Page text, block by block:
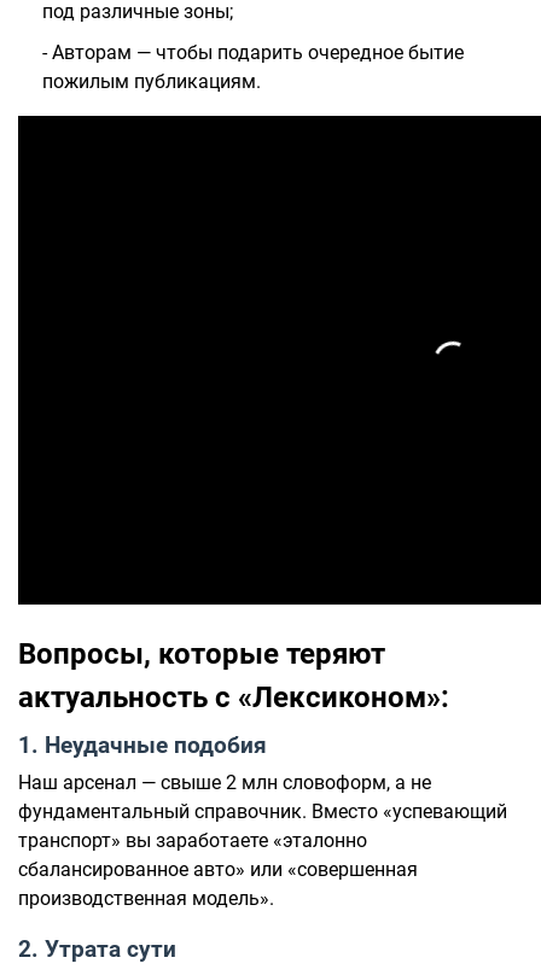
под различные зоны;
- Авторам — чтобы подарить очередное бытие
пожилым публикациям.
Вопросы, которые теряют
актуальность с «Лексиконом»:
1. Неудачные подобия
Наш арсенал — свыше 2 млн словоформ, а не
фундаментальный справочник. Вместо «успевающий
транспорт» вы заработаете «эталонно
сбалансированное авто» или «совершенная
производственная модель».
2. Утрата сути